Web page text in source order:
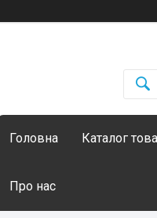
Головна Каталог
Про нас